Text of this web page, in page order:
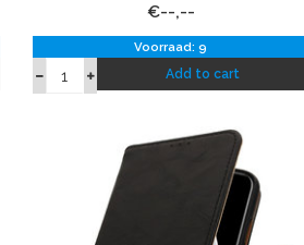
€--,--
Voorraad: 9
Add to cart